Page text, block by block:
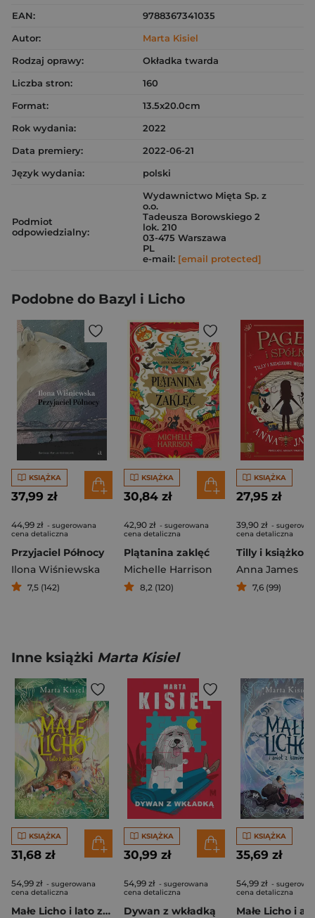
EAN:
9788367341035
Autor:
Marta Kisiel
Rodzaj oprawy:
Okładka twarda
Liczba stron:
160
Format:
13.5x20.0cm
Rok wydania:
2022
Data premiery:
2022-06-21
Język wydania:
polski
Podmiot
odpowiedzialny:
Wydawnictwo Mięta Sp. z
o.o.
Tadeusza Borowskiego 2
lok. 210
03-475 Warszawa
PL
e-mail: [email protected]
Podobne do Bazyl i Licho
KSIĄŻKA
37,99 zł
44,99 zł - sugerowana
cena detaliczna
Przyjaciel Północy
Ilona Wiśniewska
7,5 (142)
KSIĄŻKA
30,84 zł
42,90 zł - sugerowana
cena detaliczna
Plątanina zaklęć
Michelle Harrison
8,2 (120)
KSIĄŻKA
27,95 zł
39,90 zł -
cena detaliczna
Anna James
7,6 (99)
Inne książki Marta Kisiel
KSIĄŻKA
31,68 zł
54,99 zł - sugerowana
cena detaliczna
Małe Licho i lato z diabłem
KSIĄŻKA
30,99 zł
54,99 zł - sugerowana
cena detaliczna
Dywan z wkładką
KSIĄŻKA
35,69 zł
54,99 zł -
cena detaliczna